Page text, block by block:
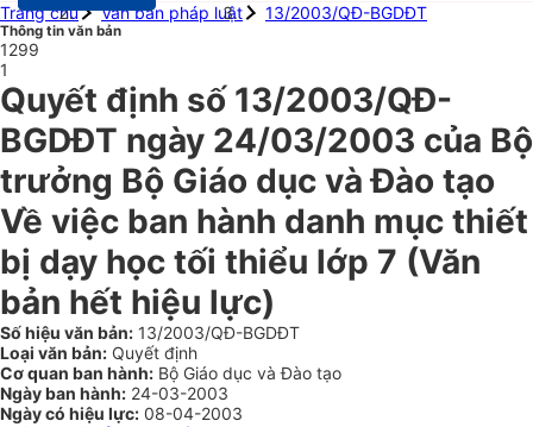
Trang chủ
Văn bản pháp luật 13/2003/QĐ-BGDĐT
Thông tin văn bản
1299
1
Quyết định số 13/2003/QĐ-
BGDĐT ngày 24/03/2003 của Bộ
trưởng Bộ Giáo dục và Đào tạo
Về việc ban hành danh mục thiết
bị dạy học tối thiểu lớp 7 (Văn
bản hết hiệu lực)
Số hiệu văn bản: 13/2003/QĐ-BGDĐT
Loại văn bản: Quyết định
Cơ quan ban hành: Bộ Giáo dục và Đào tạo
Ngày ban hành: 24-03-2003
Ngày có hiệu lực: 08-04-2003